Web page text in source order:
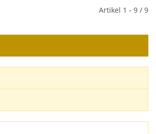
Artikel 1 - 9 / 9